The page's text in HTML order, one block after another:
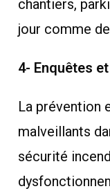
chantiers,
jour comme
4- Enquêtes
La prévention
malveillants
sécurité